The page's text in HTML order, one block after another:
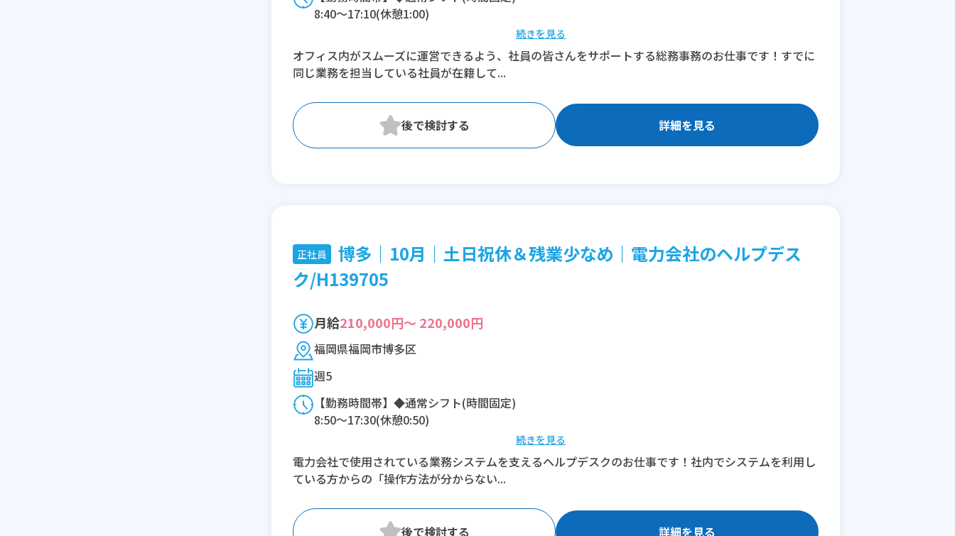
8:40〜17:10(休憩1:00)
※残業：0〜3時間程度/月
続きを見る
オフィス内がスムーズに運営できるよう、社員の皆さんをサポートする総務事務のお仕事です！すでに
同じ業務を担当している社員が在籍して...
詳細を見る
正社員
博多｜10月｜土日祝休＆残業少なめ｜電力会社のヘルプデス
ク/H139705
月給210,000円～ 220,000円
福岡県福岡市博多区
週5
【勤務時間帯】◆通常シフト(時間固定)
8:50〜17:30(休憩0:50)
※残業：0〜5時間程度/月
続きを見る
電力会社で使用されている業務システムを支えるヘルプデスクのお仕事です！社内でシステムを利用し
ている方からの「操作方法が分からない...
詳細を見る